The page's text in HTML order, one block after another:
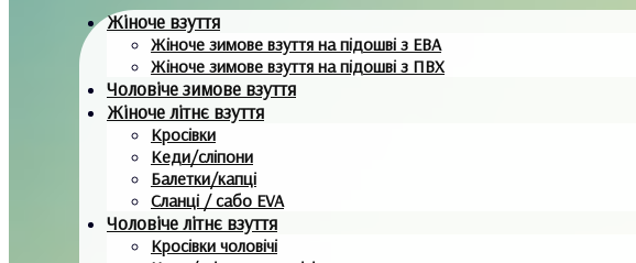
Жіноче взуття
Жіноче зимове взуття на підошві з ЕВА
Жіноче зимове взуття на підошві з ПВХ
Чоловіче зимове взуття
Жіноче літнє взуття
Кросівки
Кеди/сліпони
Балетки/капці
Сланці / сабо EVA
Чоловіче літнє взуття
Кросівки чоловічі